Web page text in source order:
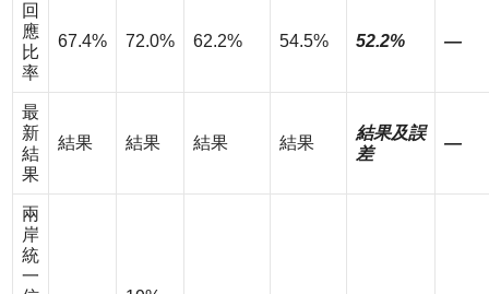
回
應
比
率
67.4% 72.0% 62.2% 54.5% 52.2% —
最
新
結
果
結果 結果 結果 結果
結果及誤
差
—
兩
岸
統
一